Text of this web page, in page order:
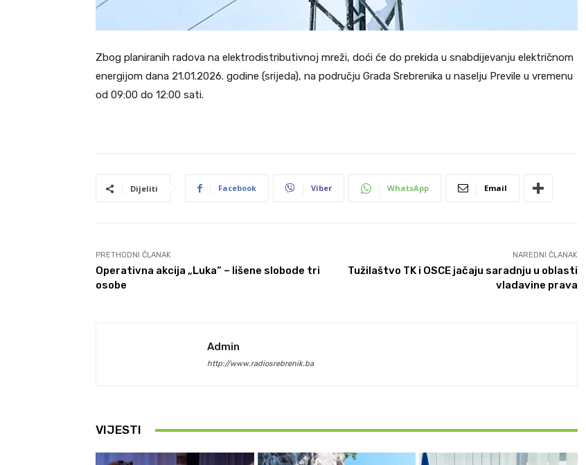
Zbog planiranih radova na elektrodistributivnoj mreži, doći će do prekida u snabdijevanju električnom
energijom dana 21.01.2026. godine (srijeda), na području Grada Srebrenika u naselju Previle u vremenu
od 09:00 do 12:00 sati.
Dijeliti Facebook Viber WhatsApp Email
PRETHODNI ČLANAK
Operativna akcija „Luka“ – lišene slobode tri
osobe
NAREDNI ČLANAK
Tužilaštvo TK i OSCE jačaju saradnju u oblasti
vladavine prava
Admin
http://www.radiosrebrenik.ba
VIJESTI